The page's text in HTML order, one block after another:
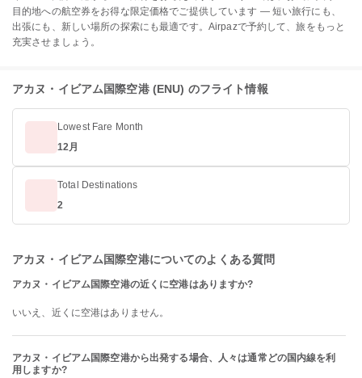
目的地への航空券をお得な限定価格でご提供しています — 短い旅行にも、
出張にも、新しい場所の探索にも最適です。Airpazで予約して、旅をもっと
充実させましょう。
アカヌ・イビアム国際空港 (ENU) のフライト情報
Lowest Fare Month
12月
Total Destinations
2
アカヌ・イビアム国際空港についてのよくある質問
アカヌ・イビアム国際空港の近くに空港はありますか?
いいえ、近くに空港はありません。
アカヌ・イビアム国際空港から出発する場合、人々は通常どの国内線を利
用しますか?